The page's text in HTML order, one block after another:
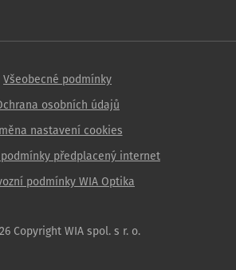
Všeobecné podmínky
osobních údajů
nastavení cookies
podmínky předplacený internet
podmínky WIA Optika
Copyright WIA spol. s r. o.